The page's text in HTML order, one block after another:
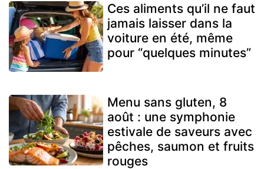
Ces aliments qu’il ne faut
jamais laisser dans la
voiture en été, même
pour “quelques minutes”
Menu sans gluten, 8
août : une symphonie
estivale de saveurs avec
pêches, saumon et fruits
rouges